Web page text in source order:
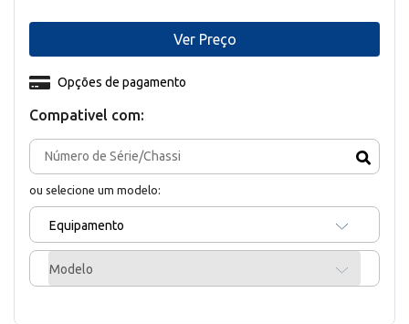
Compativel com:
ou selecione um modelo:
Equipamento
Modelo
Opções de pagamento
Ver Preço